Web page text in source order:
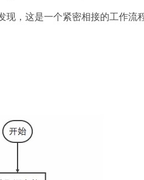
现，这是一个紧密相接的工作流